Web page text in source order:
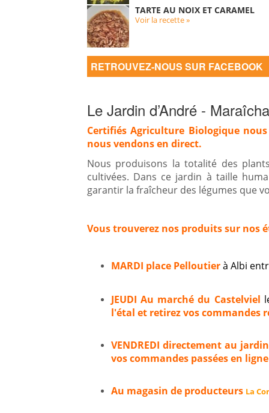
TARTE AU NOIX ET CARAMEL
Voir la recette »
RETROUVEZ-NOUS SUR FACEBOOK
Le Jardin d’André -
Certifiés Agriculture Biologique
nous vendons en direct.
Nous produisons la totalité des
cultivées. Dans ce jardin à taille
garantir la fraîcheur des légumes que
Vous trouverez nos produits sur nos
MARDI place Pelloutierà Albi
JEUDI Au marché du Castelviel
l'étal et retirez vos commandes
VENDREDI directement au
vos commandes passées en ligne
Au magasin de producteurs La